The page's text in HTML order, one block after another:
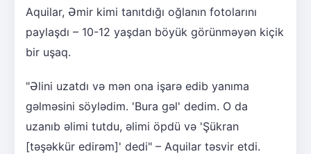
Aquilar, Əmir kimi tanıtdığı oğlanın fotolarını
paylaşdı – 10-12 yaşdan böyük görünməyən kiçik
bir uşaq.
"Əlini uzatdı və mən ona işarə edib yanıma
gəlməsini söylədim. 'Bura gəl' dedim. O da
uzanıb əlimi tutdu, əlimi öpdü və 'Şükran
[təşəkkür edirəm]' dedi" – Aquilar təsvir etdi.